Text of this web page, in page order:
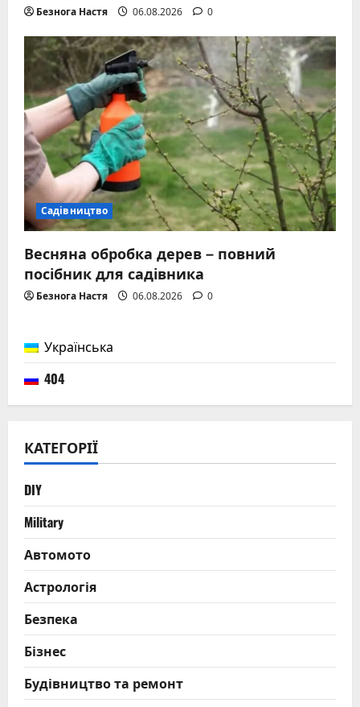
Безнога Настя 06.08.2026 0
Садівництво
Весняна обробка дерев – повний
посібник для садівника
Безнога Настя 06.08.2026 0
Українська
404
КАТЕГОРІЇ
DIY
Military
Автомото
Астрологія
Безпека
Бізнес
Будівництво та ремонт